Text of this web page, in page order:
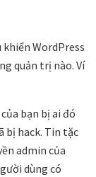
WordPress
quản trị nào. Ví
bạn bị ai đó
bị hack. Tin tặc
admin của
dùng có